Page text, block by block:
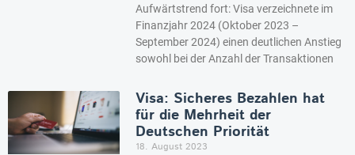
Aufwärtstrend fort: Visa verzeichnete im
Finanzjahr 2024 (Oktober 2023 –
September 2024) einen deutlichen Anstieg
sowohl bei der Anzahl der Transaktionen
Visa: Sicheres Bezahlen hat
für die Mehrheit der
Deutschen Priorität
18. August 2023